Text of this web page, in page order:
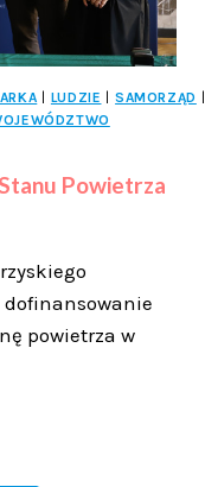
| LUDZIE | SAMORZĄD |
Powietrza
dofinansowanie
powietrza w